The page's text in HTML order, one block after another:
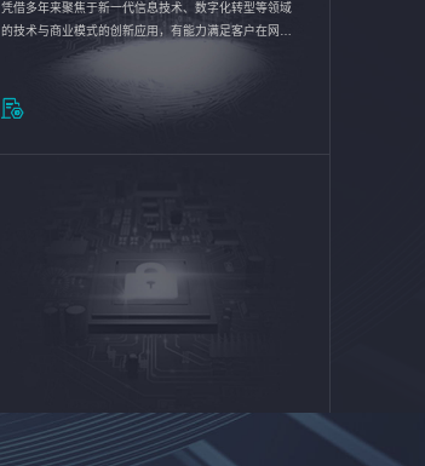
凭借多年来聚焦于新一代信息技术、数字化转型等领域
的技术与商业模式的创新应用，有能力满足客户在网络
优化、运营维护和信息安全防护等方面的需求，为客户